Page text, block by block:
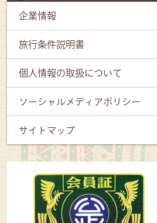
企業情報
旅行条件説明書
個人情報の取扱について
ソーシャルメディアポリシー
サイトマップ